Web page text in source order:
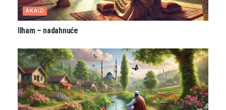
AKAID
Ilham – nadahnuće